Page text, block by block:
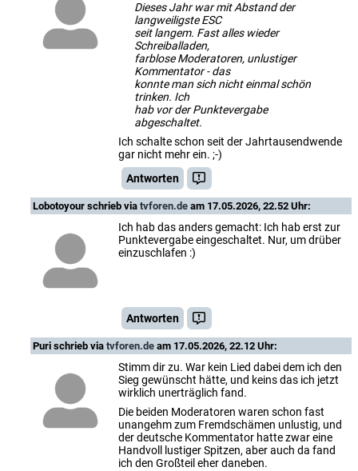
Dieses Jahr war mit Abstand der
langweiligste ESC
seit langem. Fast alles wieder
Schreiballaden,
farblose Moderatoren, unlustiger
Kommentator - das
konnte man sich nicht einmal schön
trinken. Ich
hab vor der Punktevergabe
abgeschaltet.
Ich schalte schon seit der Jahrtausendwende
gar nicht mehr ein. ;-)
Antworten
Lobotoyour schrieb via tvforen.de am 17.05.2026, 22.52 Uhr:
Ich hab das anders gemacht: Ich hab erst zur
Punktevergabe eingeschaltet. Nur, um drüber
einzuschlafen :)
Antworten
Puri schrieb via tvforen.de am 17.05.2026, 22.12 Uhr:
Stimm dir zu. War kein Lied dabei dem ich den
Sieg gewünscht hätte, und keins das ich jetzt
wirklich unerträglich fand.
Die beiden Moderatoren waren schon fast
unangehm zum Fremdschämen unlustig, und
der deutsche Kommentator hatte zwar eine
Handvoll lustiger Spitzen, aber auch da fand
ich den Großteil eher daneben.